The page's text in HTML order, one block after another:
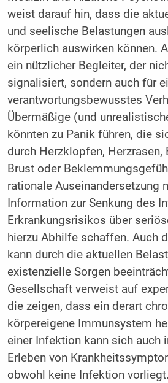
weist darauf hin, dass die
und seelische Belastungen
körperlich auswirken können.
ein nützlicher Begleiter, der
signalisiert, sondern auch für
verantwortungsbewusstes
Übermäßige (und
könnten zu Panik führen, die
durch Herzklopfen, Herzrasen,
Brust oder
rationale Auseinandersetzung
Information zur Senkung des
Erkrankungsrisikos über
hierzu Abhilfe schaffen. Auch
kann durch die aktuellen
existenzielle Sorgen
Gesellschaft verweist auf
die zeigen, dass ein derart
körpereigene Immunsystem
einer Infektion kann sich auch
Erleben von
obwohl keine Infektion